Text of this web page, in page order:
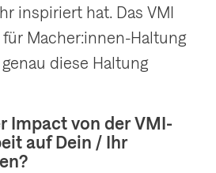
inspiriert hat. Das VMI
Macher:innen-Haltung
diese Haltung
Impact von der VMI-
auf Dein / Ihr